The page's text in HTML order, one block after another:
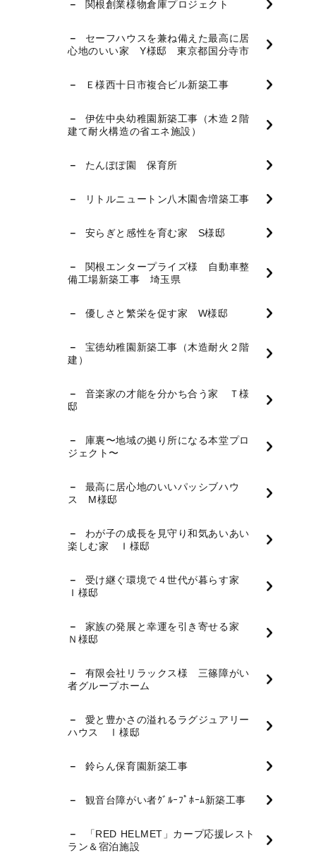
関根創業様物倉庫プロジェクト
セーフハウスを兼ね備えた最高に居
心地のいい家 Y様邸 東京都国分寺市
Ｅ様西十日市複合ビル新築工事
伊佐中央幼稚園新築工事（木造２階
建て耐火構造の省エネ施設）
たんぽぽ園 保育所
リトルニュートン八木園舎増築工事
安らぎと感性を育む家 S様邸
関根エンタープライズ様 自動車整
備工場新築工事 埼玉県
優しさと繁栄を促す家 W様邸
宝徳幼稚園新築工事（木造耐火２階
建）
音楽家の才能を分かち合う家 Ｔ様
邸
庫裏〜地域の拠り所になる本堂プロ
ジェクト〜
最高に居心地のいいパッシブハウ
ス M様邸
わが子の成長を見守り和気あいあい
楽しむ家 Ｉ様邸
受け継ぐ環境で４世代が暮らす家
Ｉ様邸
家族の発展と幸運を引き寄せる家
Ｎ様邸
有限会社リラックス様 三篠障がい
者グループホーム
愛と豊かさの溢れるラグジュアリー
ハウス Ⅰ様邸
鈴らん保育園新築工事
観音台障がい者ｸﾞﾙｰﾌﾟﾎｰﾑ新築工事
「RED HELMET」カープ応援レスト
ラン＆宿泊施設